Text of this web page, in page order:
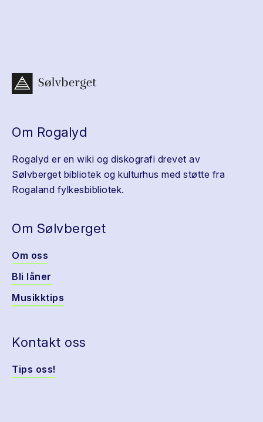
Om Rogalyd
Rogalyd er en wiki og diskografi drevet av
Sølvberget bibliotek og kulturhus med støtte fra
Rogaland fylkesbibliotek.
Om Sølvberget
Om oss
Bli låner
Musikktips
Kontakt oss
Tips oss!